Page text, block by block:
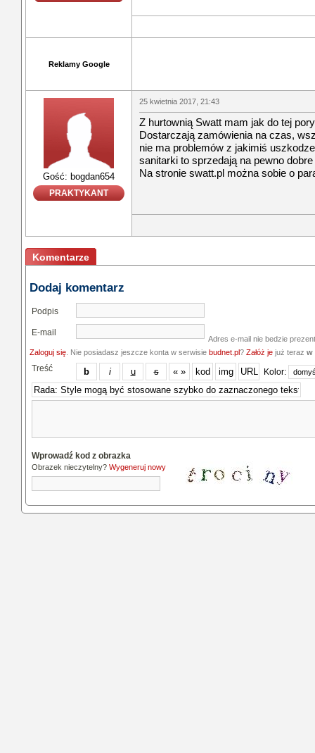
Reklamy Google
Gość: bogdan654
PRAKTYKANT
25 kwietnia 2017, 21:43
Z hurtownią Swatt mam jak do tej
Dostarczają zamówienia na czas,
nie ma problemów z jakimiś
sanitarki to sprzedają na pewno
Na stronie swatt.pl można sobie o
Komentarze
Dodaj komentarz
Podpis
E-mail
Adres e-mail nie bedzie
Zaloguj się . Nie posiadasz jeszcze konta w serwisie budnet.pl? Załóż je już teraz w
Treść Kolor:
Wprowadź kod z obrazka
Obrazek nieczytelny? Wygeneruj nowy